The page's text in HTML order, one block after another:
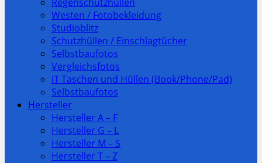
Westen / Fotobekleidung
Studioblitz
Schutzhüllen / Einschlagtücher
Selbstbaufotos
Vergleichsfotos
IT Taschen und Hüllen (Book/Phone/Pad)
Selbstbaufotos
Hersteller
Hersteller A – F
Hersteller G – L
Hersteller M – S
Hersteller T – Z